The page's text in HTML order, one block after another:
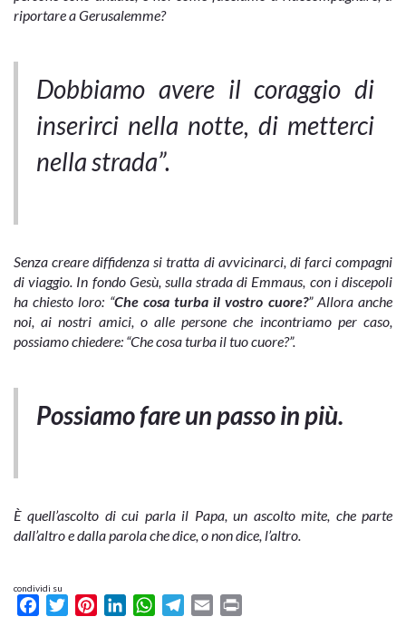
riportare a Gerusalemme?
Dobbiamo avere il coraggio di
inserirci nella notte, di metterci
nella strada”.
Senza creare diffidenza si tratta di avvicinarci, di farci compagni
di viaggio. In fondo Gesù, sulla strada di Emmaus, con i discepoli
ha chiesto loro: “Che cosa turba il vostro cuore?” Allora anche
noi, ai nostri amici, o alle persone che incontriamo per caso,
possiamo chiedere: “Che cosa turba il tuo cuore?”.
Possiamo fare un passo in più.
È quell’ascolto di cui parla il Papa, un ascolto mite, che parte
dall’altro e dalla parola che dice, o non dice, l’altro.
condividi su
FacebookTwitterPinterestLinkedInWhatsAppTelegram
Email